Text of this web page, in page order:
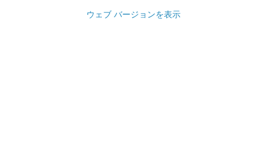
ウェブ バージョンを表示